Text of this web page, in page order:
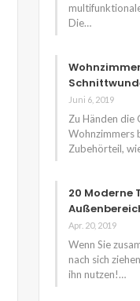
Die…
Juni 6, 2019
Zu Händen
Wohnzimmers
Zubehörteil,
20 Moderne
Apr. 20, 2019
Wenn Sie
nach sich
ihn nutzen!…